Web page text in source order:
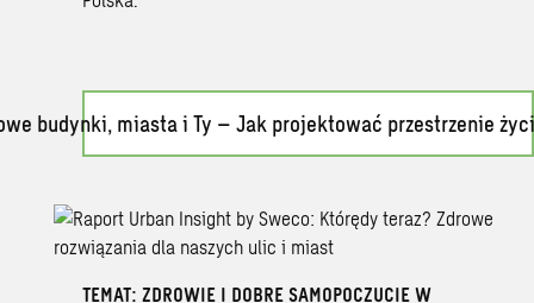
budynki, miasta i Ty – Jak projektować przestrzenie
TEMAT: ZDROWIE I DOBRE SAMOPOCZUCIE W